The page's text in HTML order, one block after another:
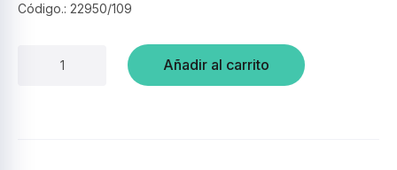
Código.: 22950/109
Añadir al carrito